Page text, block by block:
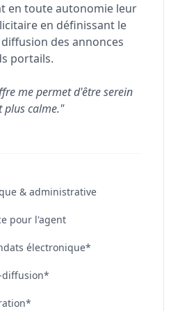
en toute autonomie leur
en définissant le
des annonces
portails.
me permet d'être serein
plus calme."
& administrative
pour l'agent
électronique*
diffusion*